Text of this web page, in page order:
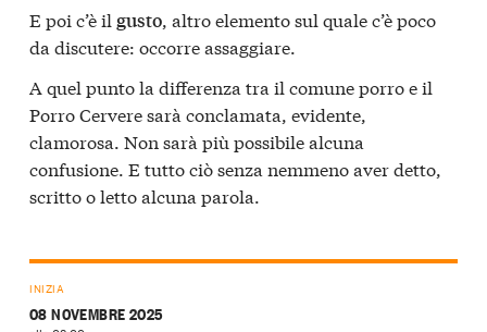
E poi c’è il gusto , altro elemento sul quale c’è poco
da discutere: occorre assaggiare.
A quel punto la differenza tra il comune porro e il
Porro Cervere sarà conclamata, evidente,
clamorosa. Non sarà più possibile alcuna
confusione. E tutto ciò senza nemmeno aver detto,
scritto o letto alcuna parola.
INIZIA
08 NOVEMBRE 2025